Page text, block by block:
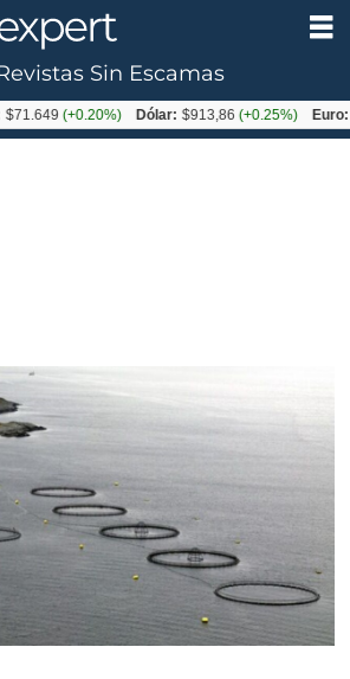
Sin Escamas
(+0.20%) Dólar: $913,86(+0.25%) Euro: